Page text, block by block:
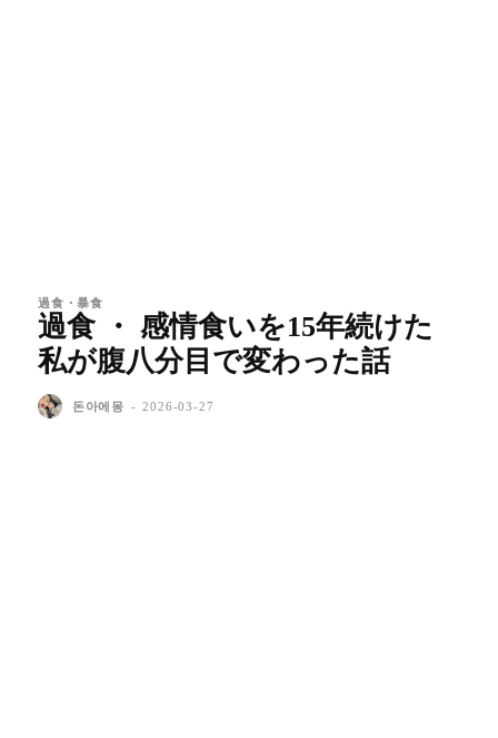
過食・暴食
過食 ・ 感情食いを15年続けた
私が腹八分目で変わった話
돈아에몽 - 2026-03-27